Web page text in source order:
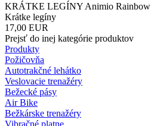
KRÁTKE LEGÍNY Animio Rainbow
Krátke legíny
17,00 EUR
Prejsť do inej kategórie produktov
Produkty
Požičovňa
Autotrakčné lehátko
Veslovacie trenažéry
Bežecké pásy
Air Bike
Bežkárske trenažéry
Vibračné platne